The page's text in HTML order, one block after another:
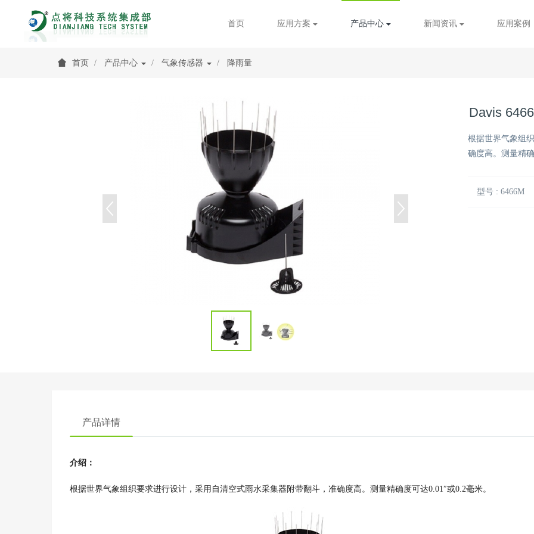
首页 应用方案 产品中心 新闻资讯 应用案例
首页 产品中心 气象传感器 降雨量
Davis
根据世界气象组
确度高。测量精
型号 : 6466M
产品详情
介绍：
根据世界气象组织要求进行设计，采用自清空式雨水采集器附带翻斗，准确度高。测量精确度可达0.01″或0.2毫米。